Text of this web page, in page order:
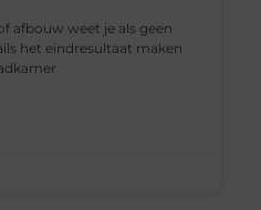
afbouw weet je als geen
het eindresultaat maken